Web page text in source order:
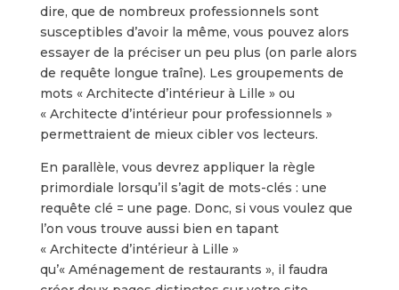
dire, que de nombreux professionnels sont
susceptibles d’avoir la même, vous pouvez alors
essayer de la préciser un peu plus (on parle alors
de requête longue traîne). Les groupements de
mots « Architecte d’intérieur à Lille » ou
« Architecte d’intérieur pour professionnels »
permettraient de mieux cibler vos lecteurs.
En parallèle, vous devrez appliquer la règle
primordiale lorsqu’il s’agit de mots-clés : une
requête clé = une page. Donc, si vous voulez que
l’on vous trouve aussi bien en tapant
« Architecte d’intérieur à Lille »
qu’« Aménagement de restaurants », il faudra